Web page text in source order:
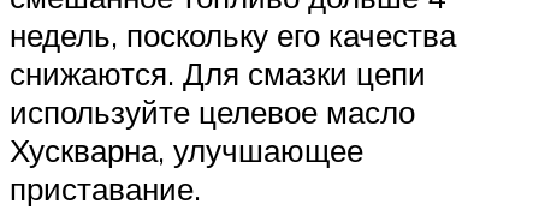
недель, поскольку его качества
снижаются. Для смазки цепи
используйте целевое масло
Хускварна, улучшающее
приставание.